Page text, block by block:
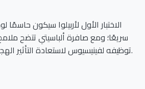
الاختبار الأول لأربيلوا سيكون حاسمًا
سريعًا؛ ومع صافرة ألباسيتي تتضح ملامح
توظيفه لفينيسيوس لاستعادة التأثير الهجومي منذ المباراة الأولى.